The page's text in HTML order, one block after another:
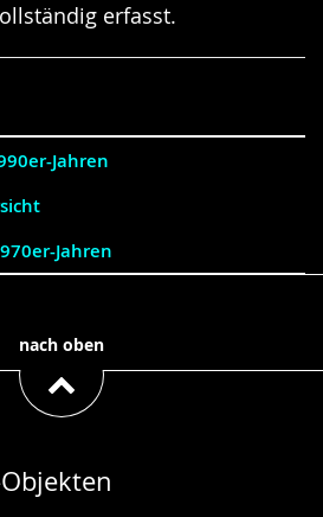
erfasst.
Jahren
Jahren
nach oben